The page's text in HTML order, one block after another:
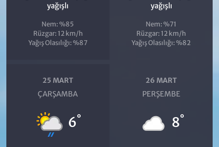
yağışlı
Nem: %85
Rüzgar: 12 km/h
Yağış Olasılığı: %87
yağışlı
Nem: %71
Rüzgar: 12 km/h
Yağış Olasılığı: %82
25 MART
ÇARŞAMBA
6°
26 MART
PERŞEMBE
8°